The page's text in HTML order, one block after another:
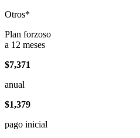
Otros*
Plan forzoso
a 12 meses
$7,371
anual
$1,379
pago inicial